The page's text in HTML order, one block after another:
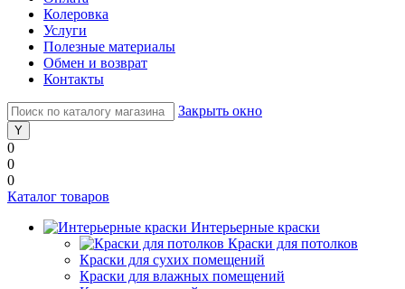
Колеровка
Услуги
Полезные материалы
Обмен и возврат
Контакты
Закрыть окно
0
0
0
Каталог товаров
Интерьерные краски
Краски для потолков
Краски для сухих помещений
Краски для влажных помещений